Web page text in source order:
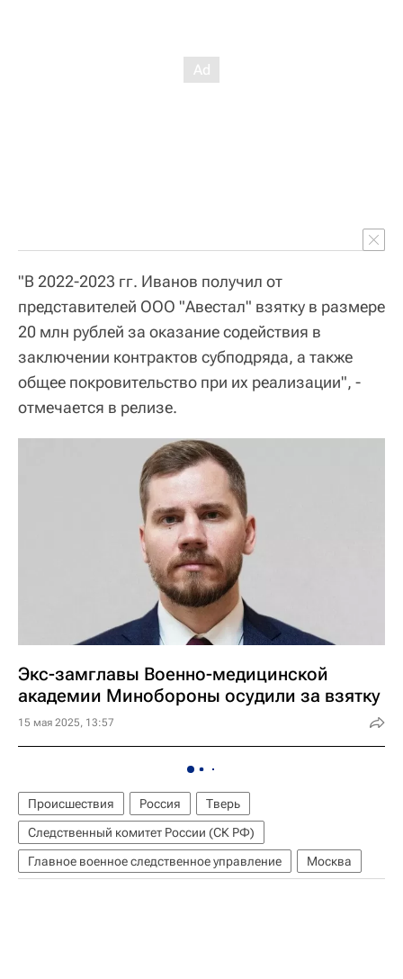
"В 2022-2023 гг. Иванов получил от
представителей ООО "Авестал" взятку в размере
20 млн рублей за оказание содействия в
заключении контрактов субподряда, а также
общее покровительство при их реализации", -
отмечается в релизе.
Экс-замглавы Военно-медицинской
академии Минобороны осудили за взятку
15 мая 2025, 13:57
Происшествия Россия
Тверь
Следственный комитет России (СК РФ)
Главное военное следственное управление
Москва